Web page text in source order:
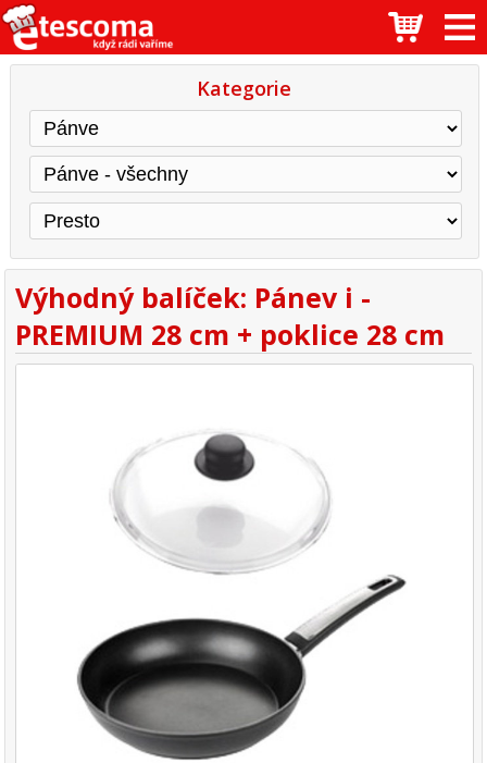
Kategorie
Výhodný balíček: Pánev i -
PREMIUM 28 cm + poklice 28 cm